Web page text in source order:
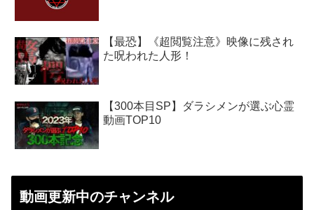
【最恐】《超閲覧注意》映像に残され
た呪われた人形！
【300本目SP】ダラシメンが選ぶ心霊
動画TOP10
動画更新中のチャンネル